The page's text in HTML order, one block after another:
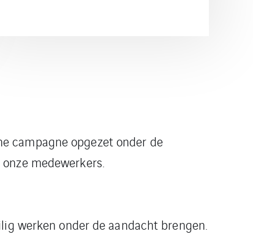
campagne opgezet onder de
medewerkers.
werken onder de aandacht brengen.